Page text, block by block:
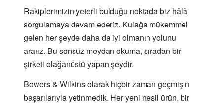
Rakiplerimizin yeterli bulduğu noktada biz hâlâ
sorgulamaya devam ederiz. Kulağa mükemmel
gelen her şeyde daha da iyi olmanın yolunu
ararız. Bu sonsuz meydan okuma, sıradan bir
şirketi olağanüstü yapan şeydir.
Bowers & Wilkins olarak hiçbir zaman geçmişin
başarılarıyla yetinmedik. Her yeni nesil ürün, bir